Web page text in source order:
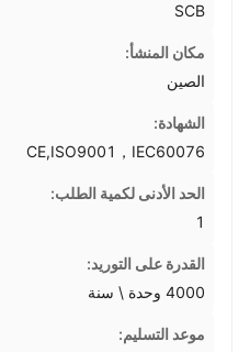
SCB
مكان المنشأ:
الصين
الشهادة:
CE,ISO9001，IEC60076
الحد الأدنى لكمية الطلب:
1
القدرة على التوريد:
4000 وحدة \ سنة
موعد التسليم: